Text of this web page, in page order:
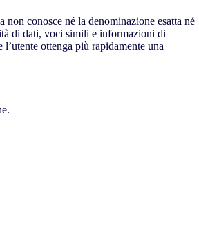
conosce né la denominazione esatta né
di dati, voci simili e informazioni di
ottenga più rapidamente una